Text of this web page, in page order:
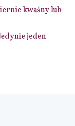
kwaśny lub
jeden